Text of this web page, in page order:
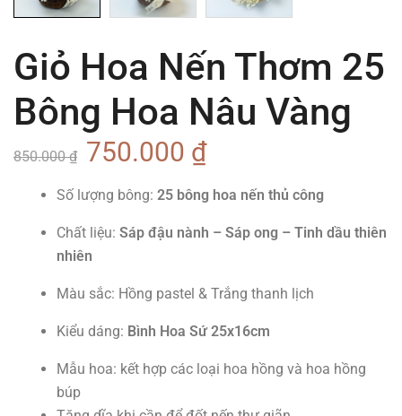
Giỏ Hoa Nến Thơm 25
Bông Hoa Nâu Vàng
850.000₫ 750.000 ₫
Số lượng bông: 25 bông hoa nến thủ công
Chất liệu: Sáp đậu nành – Sáp ong – Tinh dầu thiên
nhiên
Màu sắc: Hồng pastel & Trắng thanh lịch
Kiểu dáng: Bình Hoa Sứ 25x16cm
Mẫu hoa: kết hợp các loại hoa hồng và hoa hồng
búp